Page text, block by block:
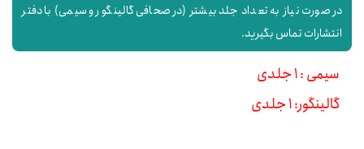
در صورت نیاز به تعداد جلد بیشتر (در صحافی گالینگور و سیمی) با دفتر
انتشارات تماس بگیرید.
سیمی : 1 جلدی
گالینگور: 1 جلدی